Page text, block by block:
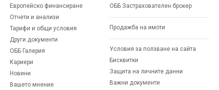
Европейско финансиране
Отчети и анализи
Тарифи и общи условия
Други документи
ОББ Галерия
Кариери
Новини
Вашето мнение
ОББ Застрахователен брокер
Продажба на имоти
Условия за ползване на сайта
Бисквитки
Защита на личните данни
Важни документи